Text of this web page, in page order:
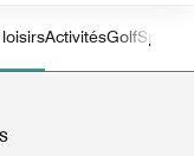
ActivitésGolfSpa